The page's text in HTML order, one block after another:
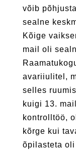
võib
sealne
Kõige
mail oli
avariiulitel,
selles
kuigi 13.
kontrolltöö,
kõrge kui
õpilasteta